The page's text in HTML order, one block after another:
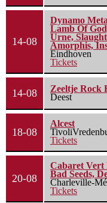
14-08
Dynamo
Lamb Of
Urne,
Amorphis,
Eindhoven
Tickets
14-08
Zeeltje Rock
Deest
18-08
Alcest
Tickets
20-08
Cabaret Vert
Bad Seeds,
Charleville-
Tickets